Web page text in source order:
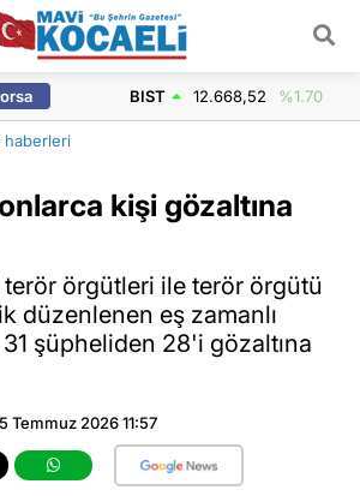
BIST 12.668,52 %1.70
haberleri
kişi gözaltına
örgütleri ile terör örgütü
düzenlenen eş zamanlı
şüpheliden 28'i gözaltına
Temmuz 2026 11:57